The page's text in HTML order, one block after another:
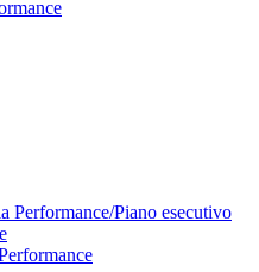
Performance/Piano esecutivo